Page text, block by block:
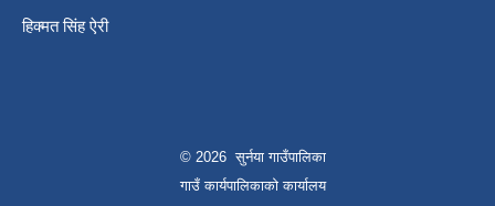
हिक्मत सिंह ऐरी
© 2026 सुर्नया गाउँपालिका
गाउँ कार्यपालिकाकाे कार्यालय